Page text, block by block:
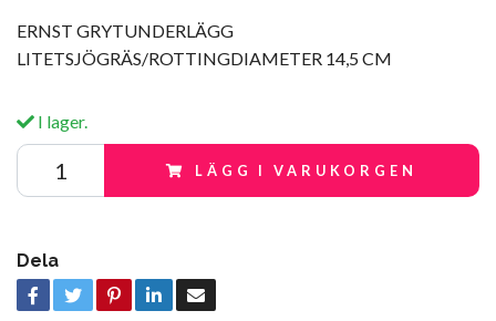
ERNST GRYTUNDERLÄGG
LITETSJÖGRÄS/ROTTINGDIAMETER 14,5 CM
I lager.
LÄGG I VARUKORGEN
Dela